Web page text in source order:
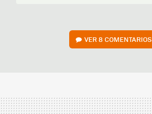
VER8 COMENTARIOS